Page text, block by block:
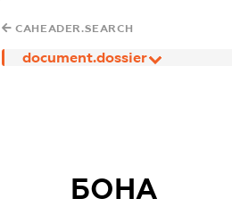
CAHEADER.SEARCH
document.dossier
БОНА